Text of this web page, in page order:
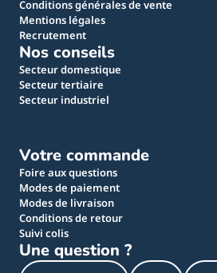
Conditions générales de vente
Mentions légales
Recrutement
Nos conseils
Secteur domestique
Secteur tertiaire
Secteur industriel
Votre commande
Foire aux questions
Modes de paiement
Modes de livraison
Conditions de retour
Suivi colis
Une question ?